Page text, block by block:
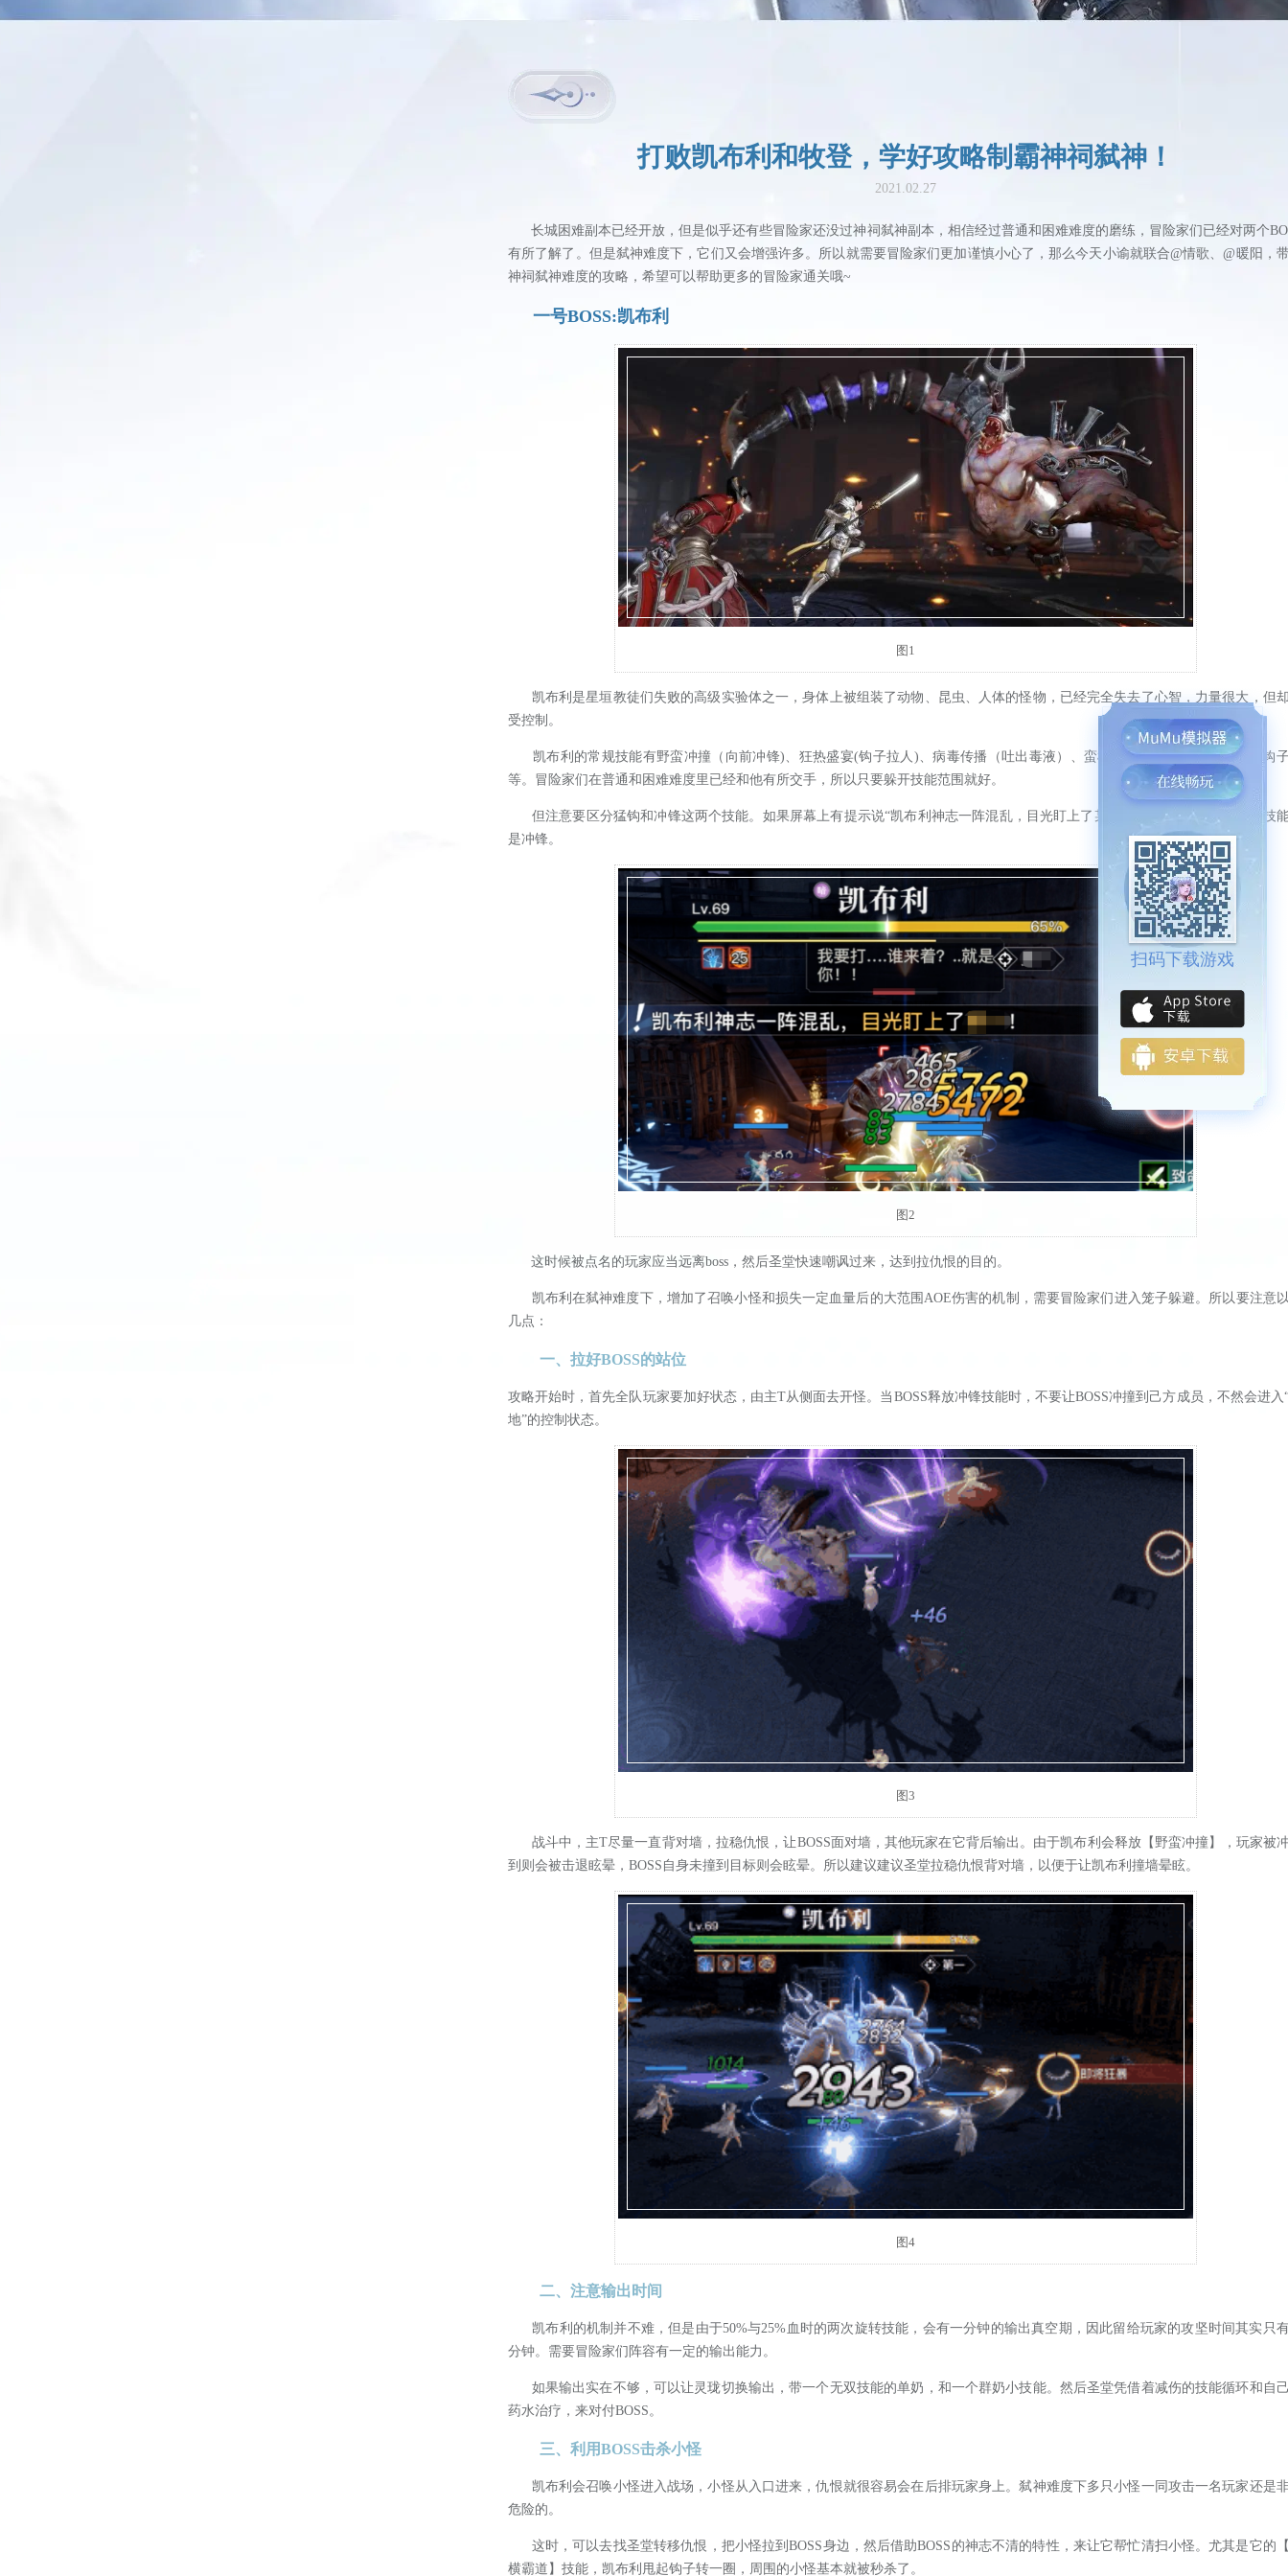
扫码下载游戏
打败凯布利和牧登，学好攻略制霸神祠弑神！
2021.02.27
长城困难副本已经开放，但是似乎还有些冒险家还没过神祠弑神副本，相信经过普通和困难难度的磨练，冒险家们已经对两个
有所了解了。但是弑神难度下，它们又会增强许多。所以就需要冒险家们更加谨慎小心了，那么今天小谕就联合@情歌、@暖阳，
神祠弑神难度的攻略，希望可以帮助更多的冒险家通关哦~
一号BOSS:凯布利
图1
凯布利是星垣教徒们失败的高级实验体之一，身体上被组装了动物、昆虫、人体的怪物，已经完全失去了心智，力量很大，但
受控制。
凯布利的常规技能有野蛮冲撞（向前冲锋)、狂热盛宴(钩子拉人)、病毒传播（吐出毒液）、蛮横霸道（以自己为圆心挥舞钩
等。冒险家们在普通和困难难度里已经和他有所交手，所以只要躲开技能范围就好。
但注意要区分猛钩和冲锋这两个技能。如果屏幕上有提示说“凯布利神志一阵混乱，目光盯上了某某玩家”。那么之后使用的技
是冲锋。
图2
这时候被点名的玩家应当远离boss，然后圣堂快速嘲讽过来，达到拉仇恨的目的。
凯布利在弑神难度下，增加了召唤小怪和损失一定血量后的大范围AOE伤害的机制，需要冒险家们进入笼子躲避。所以要注意
几点：
一、拉好BOSS的站位
攻略开始时，首先全队玩家要加好状态，由主T从侧面去开怪。当BOSS释放冲锋技能时，不要让BOSS冲撞到己方成员，不然会进入
地”的控制状态。
图3
战斗中，主T尽量一直背对墙，拉稳仇恨，让BOSS面对墙，其他玩家在它背后输出。由于凯布利会释放【野蛮冲撞】，玩家被
到则会被击退眩晕，BOSS自身未撞到目标则会眩晕。所以建议建议圣堂拉稳仇恨背对墙，以便于让凯布利撞墙晕眩。
图4
二、注意输出时间
凯布利的机制并不难，但是由于50%与25%血时的两次旋转技能，会有一分钟的输出真空期，因此留给玩家的攻坚时间其实只
分钟。需要冒险家们阵容有一定的输出能力。
如果输出实在不够，可以让灵珑切换输出，带一个无双技能的单奶，和一个群奶小技能。然后圣堂凭借着减伤的技能循环和自
药水治疗，来对付BOSS。
三、利用BOSS击杀小怪
凯布利会召唤小怪进入战场，小怪从入口进来，仇恨就很容易会在后排玩家身上。弑神难度下多只小怪一同攻击一名玩家还是
危险的。
这时，可以去找圣堂转移仇恨，把小怪拉到BOSS身边，然后借助BOSS的神志不清的特性，来让它帮忙清扫小怪。尤其是它的
横霸道】技能，凯布利甩起钩子转一圈，周围的小怪基本就被秒杀了。